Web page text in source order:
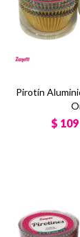
Pirotín
$ 109